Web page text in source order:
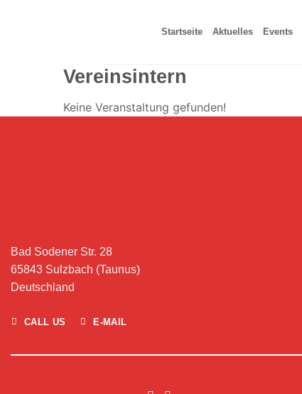
Startseite Aktuelles Events
Vereinsintern
Keine Veranstaltung gefunden!
Bad Sodener Str. 28
65843 Sulzbach (Taunus)
Deutschland
CALL US E-MAIL